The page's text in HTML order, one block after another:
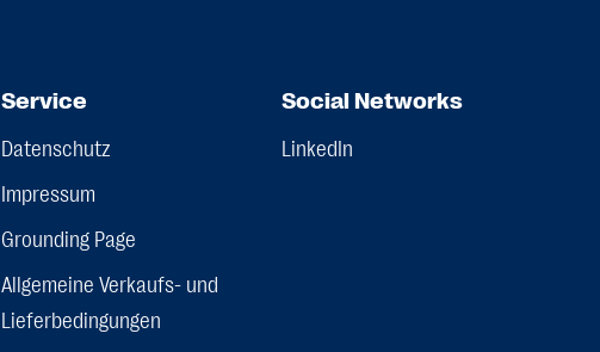
Service
Datenschutz
Impressum
Grounding Page
Allgemeine Verkaufs- und
Lieferbedingungen
Social Networks
LinkedIn